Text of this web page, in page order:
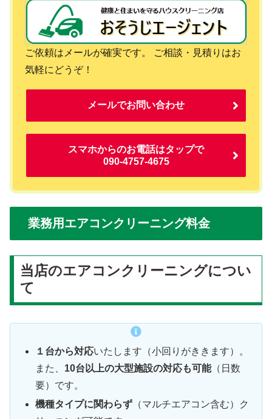
ご依頼はメールが確実です。 ご相談・見積りはお
気軽にどうぞ！
メールでお問い合わせ
スマホからのお電話はタップで
090-4757-4675
業務用エアコンクリーニング料金
当店のエアコンクリーニングについ
て
１台から対応いたします（小回りがききます）。
また、 10台以上の大型施設の対応も可能（日数
要）です。
機種タイプに関わらず （マルチエアコン含む）ク